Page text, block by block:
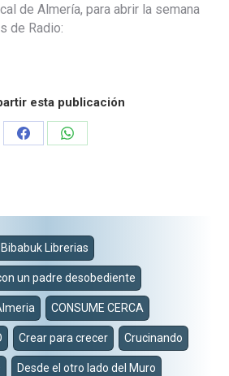
de Almería, para abrir la semana
de Radio:
esta publicación
Share
Share
Bibabuk Librerias
un padre desobediente
CONSUME CERCA
Crear para crecer Crucinando
Desde el otro lado del Muro